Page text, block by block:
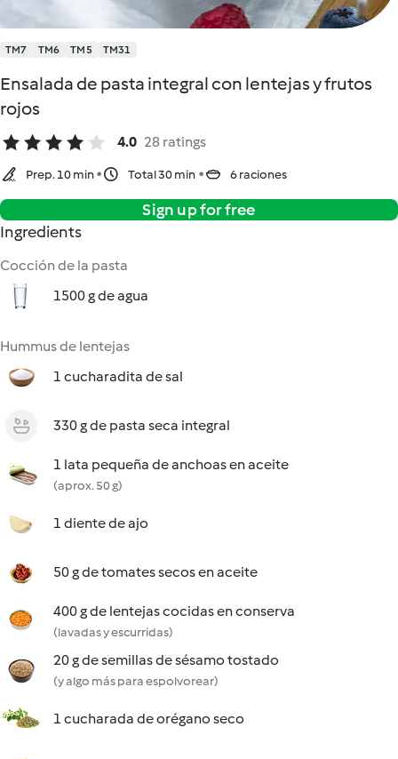
TM7 TM6 TM5 TM31
Ensalada de pasta integral con lentejas y frutos
rojos
4.0 28 ratings
Prep. 10 min Total 30 min 6 raciones
Sign up for free
Ingredients
Cocción de la pasta
1500 g de agua
Hummus de lentejas
1 cucharadita de sal
330 g de pasta seca integral
1 lata pequeña de anchoas en aceite
(aprox. 50 g)
1 diente de ajo
50 g de tomates secos en aceite
400 g de lentejas cocidas en conserva
(lavadas y escurridas)
20 g de semillas de sésamo tostado
(y algo más para espolvorear)
1 cucharada de orégano seco